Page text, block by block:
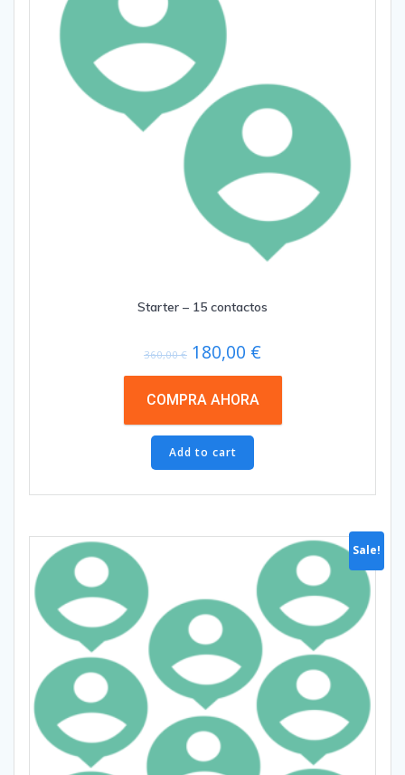
Starter – 15 contactos
360,00€ Original
price
was:
360,00 €.
180,00 €
price
180,00 €.
COMPRA AHORA
Add to cart
Sale!